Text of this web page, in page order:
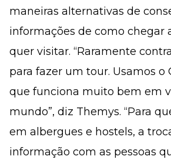
maneiras alternativas de
informações de como chegar
quer visitar. “Raramente
para fazer um tour. Usamos o
que funciona muito bem em
mundo”, diz Themys. “Para
em albergues e hostels, a
informação com as pessoas